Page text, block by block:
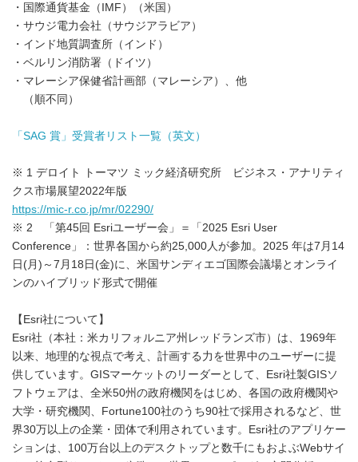
・国際通貨基金（IMF）（米国）
・サウジ電力会社（サウジアラビア）
・インド地質調査所（インド）
・ベルリン消防署（ドイツ）
・マレーシア保健省計画部（マレーシア）、他
（順不同）
「SAG 賞」受賞者リスト一覧（英文）
※ 1 デロイト トーマツ ミック経済研究所 ビジネス・アナリティ
クス市場展望2022年版
https://mic-r.co.jp/mr/02290/
※ 2 「第45回 Esriユーザー会」＝「2025 Esri User
Conference」：世界各国から約25,000人が参加。2025 年は7月14
日(月)～7月18日(金)に、米国サンディエゴ国際会議場とオンライ
ンのハイブリッド形式で開催
【Esri社について】
Esri社（本社：米カリフォルニア州レッドランズ市）は、1969年
以来、地理的な視点で考え、計画する力を世界中のユーザーに提
供しています。GISマーケットのリーダーとして、Esri社製GISソ
フトウェアは、全米50州の政府機関をはじめ、各国の政府機関や
大学・研究機関、Fortune100社のうち90社で採用されるなど、世
界30万以上の企業・団体で利用されています。Esri社のアプリケー
ションは、100万台以上のデスクトップと数千にもおよぶWebサイ